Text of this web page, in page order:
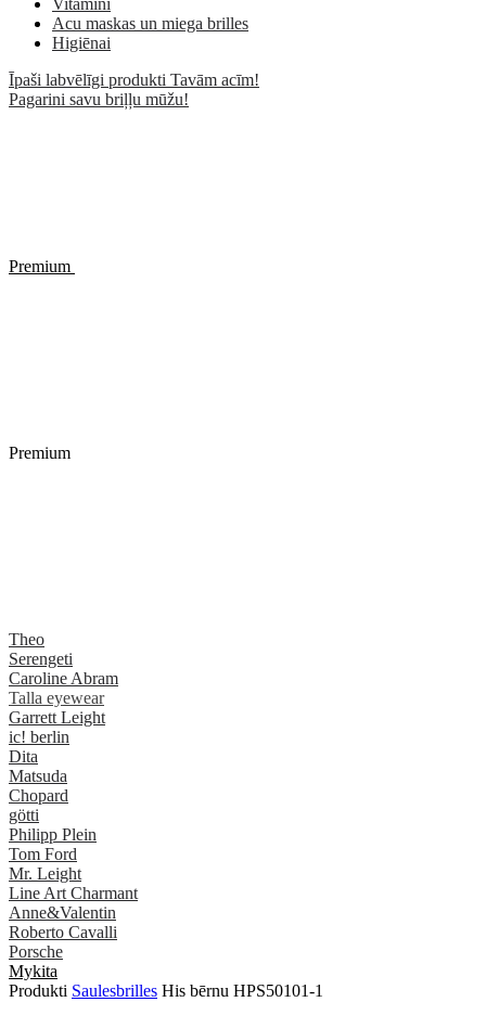
Vitamīni
Acu maskas un miega brilles
Higiēnai
Īpaši labvēlīgi produkti Tavām acīm!
Pagarini savu briļļu mūžu!
Premium
Premium
Theo
Serengeti
Caroline Abram
Talla eyewear
Garrett Leight
ic! berlin
Dita
Matsuda
Chopard
götti
Philipp Plein
Tom Ford
Mr. Leight
Line Art Charmant
Anne&Valentin
Roberto Cavalli
Porsche
Mykita
Produkti Saulesbrilles His bērnu HPS50101-1